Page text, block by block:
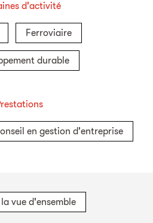
d'activité
Ferroviaire
durable
en gestion d'entreprise
vue d'ensemble